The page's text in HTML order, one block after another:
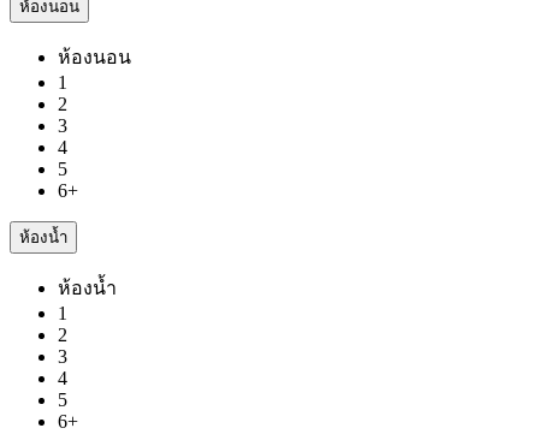
ห้องนอน
ห้องนอน
1
2
3
4
5
6+
ห้องน้ำ
ห้องน้ำ
1
2
3
4
5
6+